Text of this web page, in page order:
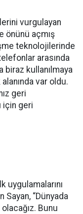
vurgulayan
önünü açmış
teknolojilerinde
arasında
biraz kullanılmaya
var oldu.
geri
için geri
uygulamalarını
Sayan, “Dünyada
Bunu